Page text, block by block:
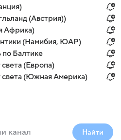
(Австрия))
Африка)
(Намибия, ЮАР)
по Балтике
(Европа)
света (Южная Америка)
Найти